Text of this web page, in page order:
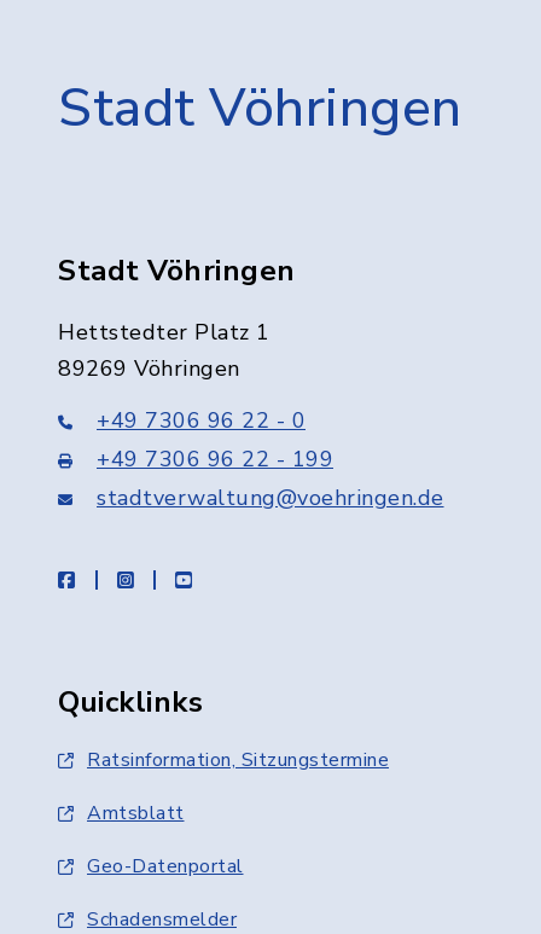
Stadt Vöhringen
Stadt Vöhringen
Hettstedter Platz 1
89269 Vöhringen
+49 7306 96 22 - 0
+49 7306 96 22 - 199
stadtverwaltung@voehringen.de
facebookinstagramyoutube
Quicklinks
Ratsinformation, Sitzungstermine
Amtsblatt
Geo-Datenportal
Schadensmelder